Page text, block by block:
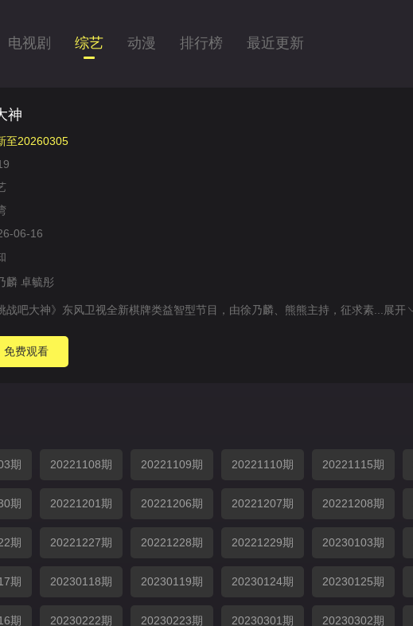
电视剧 综艺 动漫 排行榜 最近更新
神
至20260305
06-16
麟 卓毓彤
战吧大神》东风卫视全新棋牌类益智型节目，由徐乃麟、熊熊主持，征求素... 展开
免费观看
期 20221108期 20221109期 20221110期 20221115期
期 20221201期 20221206期 20221207期 20221208期
期 20221227期 20221228期 20221229期 20230103期
期 20230118期 20230119期 20230124期 20230125期
期 20230222期 20230223期 20230301期 20230302期